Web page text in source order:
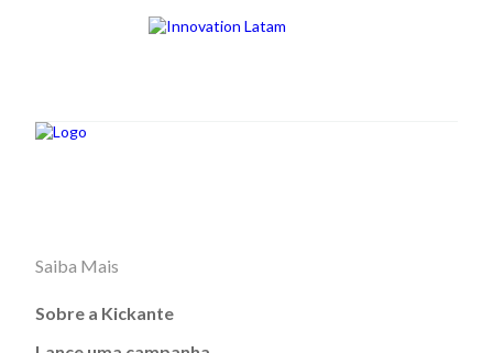
Saiba Mais
Sobre a Kickante